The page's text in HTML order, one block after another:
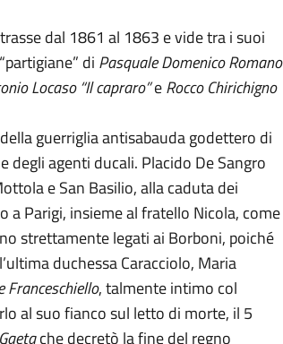
dal 1861 al 1863 e vide tra i suoi
di Pasquale Domenico Romano
Locaso “Il capraro”eRocco Chirichigno
guerriglia antisabauda godettero di
degli agenti ducali. Placido De Sangro
e San Basilio, alla caduta dei
a Parigi, insieme al fratello Nicola, come
strettamente legati ai Borboni, poiché
duchessa Caracciolo, Maria
Franceschiello, talmente intimo col
al suo fianco sul letto di morte, il 5
che decretò la fine del regno